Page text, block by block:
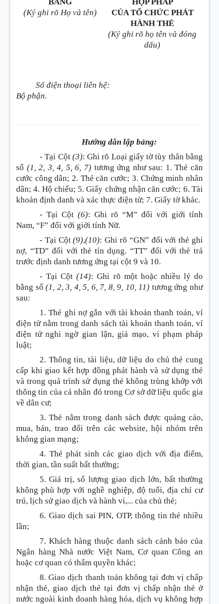
(Ký ghi rõ Họ và tên)
CỦA TỔ CHỨC PHÁT
HÀNH THẺ
(Ký ghi rõ họ tên và đóng
dấu)
Số điện thoại liên hệ:
Bộ phận.
Hướng dẫn lập bảng:
- Tại Cột (3): Ghi rõ Loại giấy tờ tùy thân bằng
số (1, 2, 3, 4, 5, 6, 7) tương ứng như sau: 1. Thẻ căn
cước công dân; 2. Thẻ căn cước; 3. Chứng minh nhân
dân; 4. Hộ chiếu; 5. Giấy chứng nhận căn cước; 6. Tài
khoản định danh và xác thực điện tử; 7. Giấy tờ khác.
- Tại Cột (6): Ghi rõ “M” đối với giới tính
Nam, “F” đối với giới tính Nữ.
- Tại Cột(9),(10): Ghi rõ “GN” đối với thẻ ghi
nợ, “TD” đối với thẻ tín dụng. “TT” đối với thẻ trả
trước định danh tương ứng tại cột 9 và 10.
- Tại Cột(14): Ghi rõ một hoặc nhiều lý do
bằng số(1, 2, 3, 4, 5, 6, 7, 8, 9, 10, 11) tương ứng như
sau:
1. Thẻ ghi nợ gắn với tài khoản thanh toán, ví
điện tử nằm trong danh sách tài khoản thanh toán, ví
điện tử nghi ngờ gian lận, giả mạo, vi phạm pháp
luật;
2. Thông tin, tài liệu, dữ liệu do chủ thẻ cung
cấp khi giao kết hợp đồng phát hành và sử dụng thẻ
và trong quá trình sử dụng thẻ không trùng khớp với
thông tin của cá nhân đó trong Cơ sở dữ liệu quốc gia
về dân cư;
3. Thẻ nằm trong danh sách được quảng cáo,
mua, bán, trao đổi trên các website, hội nhóm trên
không gian mạng;
4. Thẻ phát sinh các giao dịch với địa điểm,
thời gian, tần suất bất thường;
5. Giá trị, số lượng giao dịch lớn, bất thường
không phù hợp với nghề nghiệp, độ tuổi, địa chỉ cư
trú, lịch sử giao dịch và hành vi,... của chủ thẻ;
6. Giao dịch sai PIN, OTP, thông tin thẻ nhiều
lần;
7. Khách hàng thuộc danh sách cảnh báo của
Ngân hàng Nhà nước Việt Nam, Cơ quan Công an
hoặc cơ quan có thẩm quyền khác;
8. Giao dịch thanh toán không tại đơn vị chấp
nhận thẻ, giao dịch thẻ tại đơn vị chấp nhận thẻ ở
nước ngoài kinh doanh hàng hóa, dịch vụ không hợp